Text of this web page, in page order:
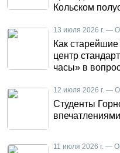
Кольском
13 июля 2026 г. —
Как старейшие
центр
часы» в
12 июля 2026 г. —
Студенты
11 июля 2026 г. —